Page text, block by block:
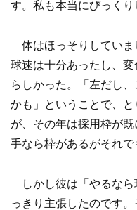
す。私も本当にびっくり
体はほっそりしていま
球速は十分あったし、
らしかった。「左だし
かも」ということで、
が、その年は採用枠が
手なら枠があるがそれで
しかし彼は「やるなら
っきり主張したのです